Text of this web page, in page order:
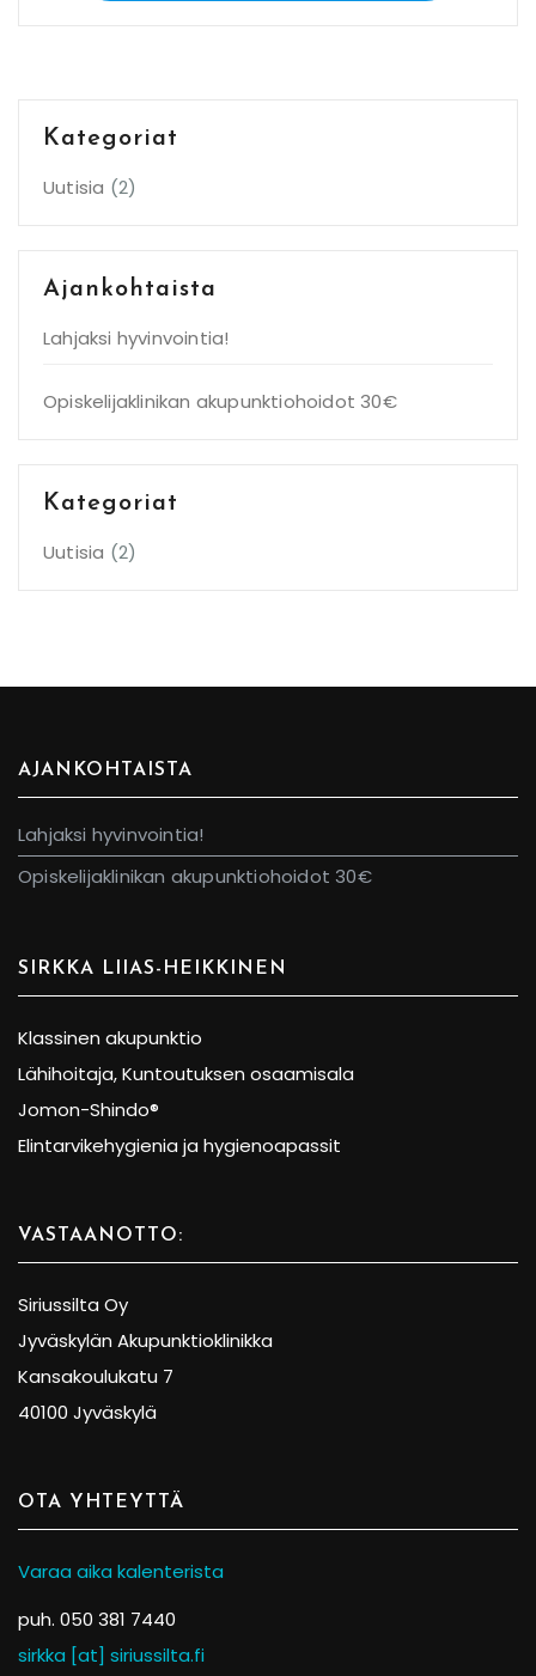
Kategoriat
Uutisia (2)
Ajankohtaista
Lahjaksi hyvinvointia!
Opiskelijaklinikan akupunktiohoidot 30€
Kategoriat
Uutisia (2)
AJANKOHTAISTA
Lahjaksi hyvinvointia!
Opiskelijaklinikan akupunktiohoidot 30€
SIRKKA LIIAS-HEIKKINEN
Klassinen akupunktio
Lähihoitaja, Kuntoutuksen osaamisala
Jomon-Shindo®
Elintarvikehygienia ja hygienoapassit
VASTAANOTTO:
Siriussilta Oy
Jyväskylän Akupunktioklinikka
Kansakoulukatu 7
40100 Jyväskylä
OTA YHTEYTTÄ
Varaa aika kalenterista
puh. 050 381 7440
sirkka [at] siriussilta.fi